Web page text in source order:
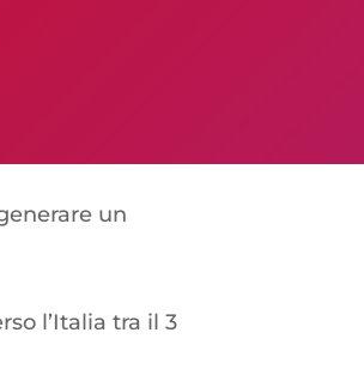
un
l’Italia tra il 3